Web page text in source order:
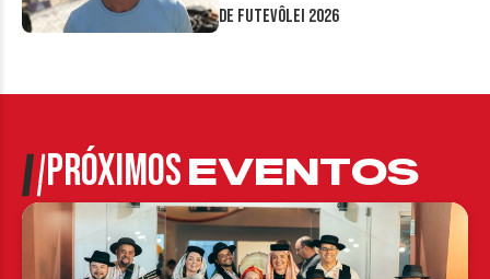
de Futevôlei 2026
PRÓXIMOSEVENTOS